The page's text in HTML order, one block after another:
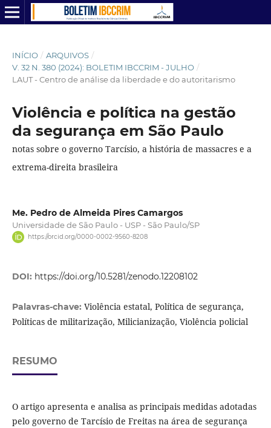
INÍCIO / ARQUIVOS /
V. 32 N. 380 (2024): BOLETIM IBCCRIM - JULHO /
LAUT - Centro de análise da liberdade e do autoritarismo
Violência e política na gestão
da segurança em São Paulo
notas sobre o governo Tarcísio, a história de massacres e a
extrema-direita brasileira
Me. Pedro de Almeida Pires Camargos
Universidade de São Paulo - USP - São Paulo/SP
https://orcid.org/0000-0002-9560-8208
DOI: https://doi.org/10.5281/zenodo.12208102
Palavras-chave: Violência estatal, Política de segurança,
Políticas de militarização, Milicianização, Violência policial
RESUMO
O artigo apresenta e analisa as principais medidas adotadas
pelo governo de Tarcísio de Freitas na área de segurança